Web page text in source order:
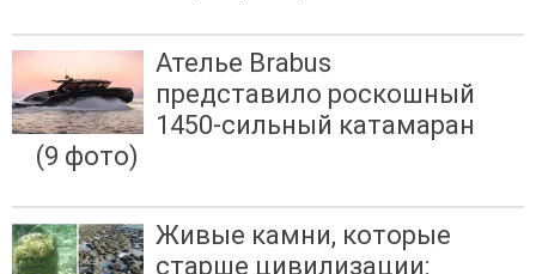
Ателье Brabus
представило роскошный
1450-сильный катамаран
(9 фото)
Живые камни, которые
старше цивилизации: